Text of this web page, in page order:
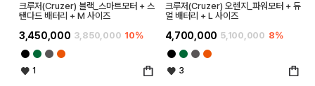
크루저(Cruzer) 블랙_스마트모터 + 스
탠다드 배터리 + M 사이즈
3,450,000 3,850,000 10%
1
크루저(Cruzer) 오렌지_파워모터 + 듀
얼 배터리 + L 사이즈
4,700,000 5,100,000 8%
3